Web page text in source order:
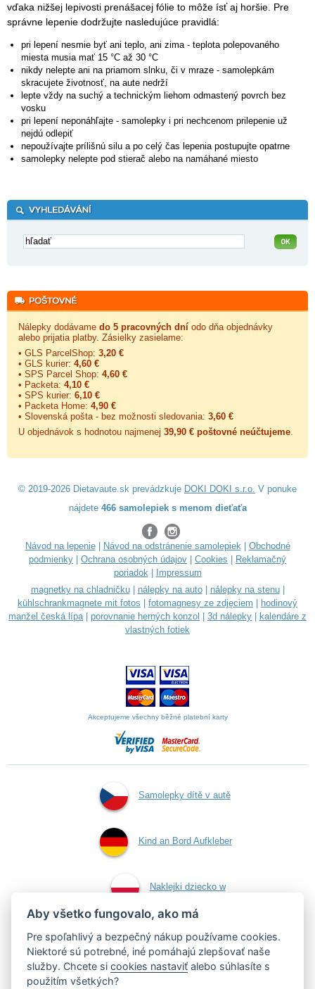
vďaka nižšej lepivosti prenášacej fólie to môže ísť aj horšie. Pre
správne lepenie dodržujte nasledujúce pravidlá:
pri lepení nesmie byť ani teplo, ani zima - teplota polepovaného
miesta musia mať 15 °C až 30 °C
nikdy nelepte ani na priamom slnku, či v mraze - samolepkám
skracujete životnosť, na aute nedrží
lepte vždy na suchý a technickým liehom odmastený povrch bez
vosku
pri lepení neponáhľajte - samolepky i pri nechcenom prilepenie už
nejdú odlepiť
nepoužívajte prílišnú silu a po celý čas lepenia postupujte opatrne
samolepky nelepte pod stierač alebo na namáhané miesto
Nálepky dodávame do 5 pracovných dní odo dňa objednávky
alebo prijatia platby. Zásielky zasielame:
• GLS ParcelShop: 3,20 €
• GLS kurier: 4,60 €
• SPS Parcel Shop: 4,60 €
• Packeta: 4,10 €
• SPS kurier: 6,10 €
• Packeta Home: 4,90 €
• Slovenská pošta - bez možnosti sledovania: 3,60 €
U objednávok s hodnotou najmenej 39,90 € poštovné neúčtujeme
© 2019-2026 Dietavaute.sk prevádzkuje DOKI DOKI s.r.o. V ponuke
nájdete 466 samolepiek s menom dieťaťa
Návod na lepenie| Návod na odstránenie samolepiek| Obchodné
podmienky
Ochrana osobných údajov Cookies
Reklamačný
poriadok|
Impressum
magnetky na chladničku| nálepky na auto| nálepky na stenu|
kühlschrankmagnete mit fotos
fotomagnesy ze zdjęciem
hodinový
manžel česká lípa| porovnanie herných konzol 3d nálepky
kalendáre z
vlastných fotiek
Akceptujeme všechny běžné platební karty
Samolepky dítě v autě
Kind an Bord Aufkleber
Naklejki dziecko w
aucie
Aby všetko fungovalo, ako má
Pre spoľahlivý a bezpečný nákup používame cookies.
Niektoré sú potrebné, iné pomáhajú zlepšovať naše
služby. Chcete sicookies nastaviť alebo súhlasíte s
použitím všetkých?